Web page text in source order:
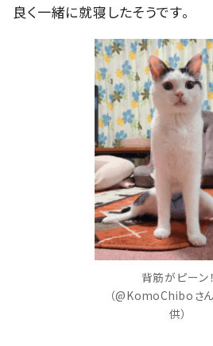
良く一緒に就寝したそうです。
背筋がピーン！
（@KomoChiboさ
供）